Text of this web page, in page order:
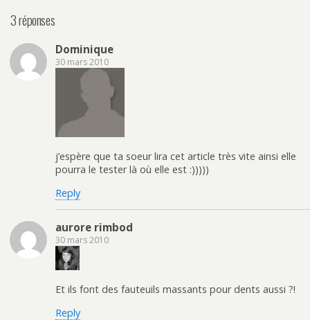
3 réponses
Dominique
30 mars 2010
j’espère que ta soeur lira cet article très vite ainsi elle
pourra le tester là où elle est :)))))
Reply
aurore rimbod
30 mars 2010
Et ils font des fauteuils massants pour dents aussi ?!
Reply